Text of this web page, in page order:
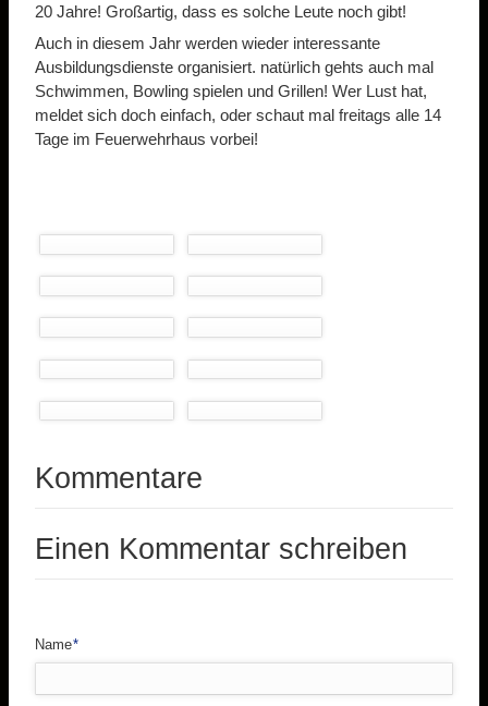
20 Jahre! Großartig, dass es solche Leute noch gibt!
Auch in diesem Jahr werden wieder interessante
Ausbildungsdienste organisiert. natürlich gehts auch mal
Schwimmen, Bowling spielen und Grillen! Wer Lust hat,
meldet sich doch einfach, oder schaut mal freitags alle 14
Tage im Feuerwehrhaus vorbei!
Kommentare
Einen Kommentar schreiben
Pflichtfeld
Name*